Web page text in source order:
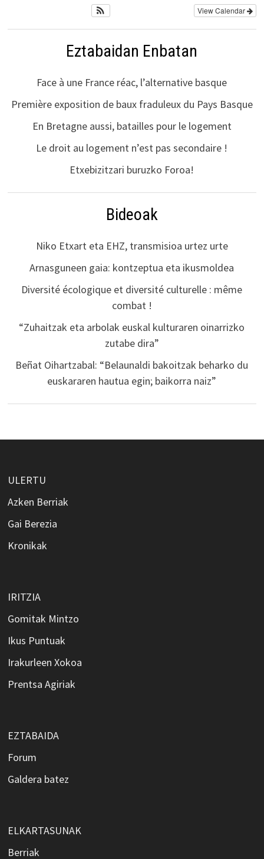
View Calendar
Eztabaidan Enbatan
Face à une France réac, l’alternative basque
Première exposition de baux fraduleux du Pays Basque
En Bretagne aussi, batailles pour le logement
Le droit au logement n’est pas secondaire !
Etxebizitzari buruzko Foroa!
Bideoak
Niko Etxart eta EHZ, transmisioa urtez urte
Arnasguneen gaia: kontzeptua eta ikusmoldea
Diversité écologique et diversité culturelle : même
combat !
“Zuhaitzak eta arbolak euskal kulturaren oinarrizko
zutabe dira”
Beñat Oihartzabal: “Belaunaldi bakoitzak beharko du
euskararen hautua egin; baikorra naiz”
ULERTU
Azken Berriak
Gai Berezia
Kronikak
IRITZIA
Gomitak Mintzo
Ikus Puntuak
Irakurleen Xokoa
Prentsa Agiriak
EZTABAIDA
Forum
Galdera batez
ELKARTASUNAK
Berriak